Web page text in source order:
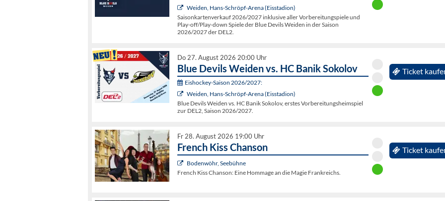
Weiden, Hans-Schröpf-Arena (Eisstadion)
Saisonkartenverkauf 2026/2027 inklusive aller Vorbereitungspiele und
Play-off/Play-down Spiele der Blue Devils Weiden in der Saison
2026/2027 der DEL2.
Do 27. August 2026 20:00 Uhr
Blue Devils Weiden vs. HC Banik Sokolov
Eishockey-Saison 2026/2027:
Weiden, Hans-Schröpf-Arena (Eisstadion)
Blue Devils Weiden vs. HC Banik Sokolov, erstes Vorbereitungsheimspiel
zur DEL2, Saison 2026/2027.
Ticket
Fr 28. August 2026 19:00 Uhr
French Kiss Chanson
Bodenwöhr, Seebühne
French Kiss Chanson: Eine Hommage an die Magie Frankreichs.
Ticket